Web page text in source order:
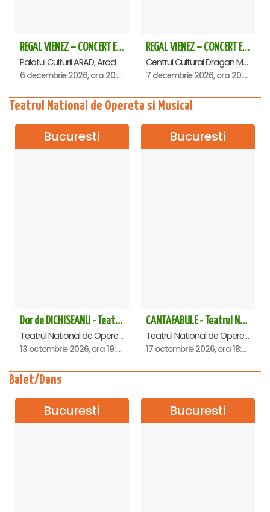
REGAL VIENEZ – CONCERT EXTRAORDINAR DE CRACIUN - Arad
Palatul Culturii ARAD, Arad
6 decembrie 2026, ora 20:00
REGAL VIENEZ – CONCERT EXTRAORDINAR DE CRACIUN - Deva
Centrul Cultural Dragan Muntean, Deva
7 decembrie 2026, ora 20:00
Teatrul National de Opereta si Musical
Bucuresti
Dor de DICHISEANU - Teatrul Național de Operetă și Musical „Ion Dacian"
Teatrul National de Opereta si Musical Ion Dacian, Bucuresti
13 octombrie 2026, ora 19:00
Bucuresti
CANTAFABULE - Teatrul National de Opereta si Musical
Teatrul National de Opereta si Musical Ion Dacian, Bucuresti
17 octombrie 2026, ora 18:00
Balet/Dans
Bucuresti Bucuresti